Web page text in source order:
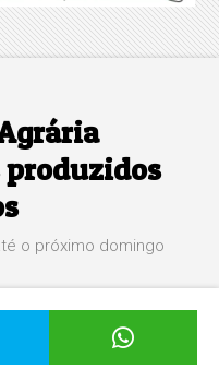
o próximo domingo